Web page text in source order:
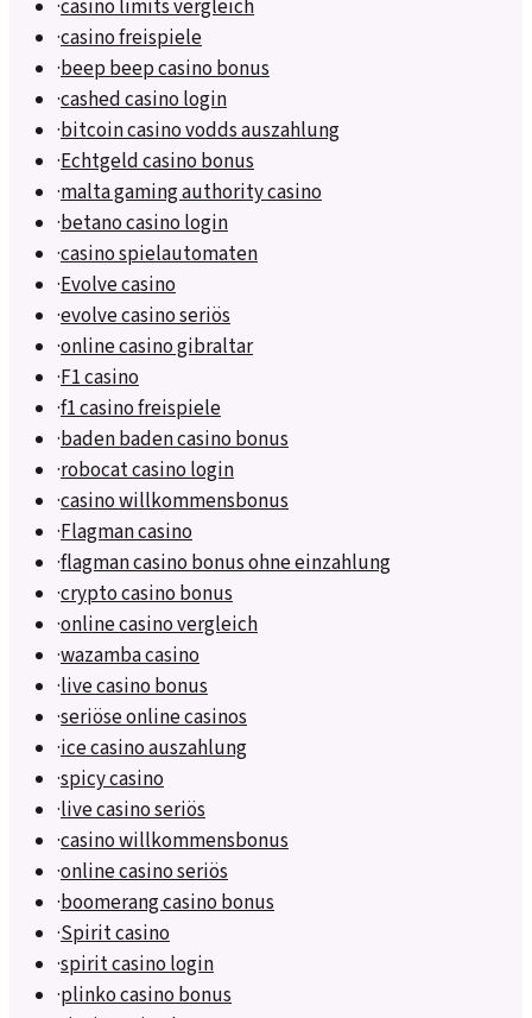
·casino limits vergleich
·casino freispiele
·beep beep casino bonus
·cashed casino login
·bitcoin casino vodds auszahlung
·Echtgeld casino bonus
·malta gaming authority casino
·betano casino login
·casino spielautomaten
·Evolve casino
·evolve casino seriös
·online casino gibraltar
·F1 casino
·f1 casino freispiele
·baden baden casino bonus
·robocat casino login
·casino willkommensbonus
·Flagman casino
·flagman casino bonus ohne einzahlung
·crypto casino bonus
·online casino vergleich
·wazamba casino
·live casino bonus
·seriöse online casinos
·ice casino auszahlung
·spicy casino
·live casino seriös
·casino willkommensbonus
·online casino seriös
·boomerang casino bonus
·Spirit casino
·spirit casino login
·plinko casino bonus